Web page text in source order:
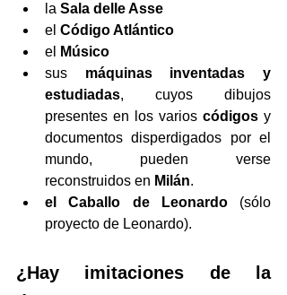
la Sala delle Asse
el Código Atlántico
el
Músico
sus máquinas
inventadas y
estudiadas, cuyos dibujos
presentes en los varios códigos y
documentos disperdigados por el
mundo, pueden verse
reconstruidos en Milán.
el Caballo de Leonardo (sólo
proyecto de Leonardo).
¿Hay imitaciones de la